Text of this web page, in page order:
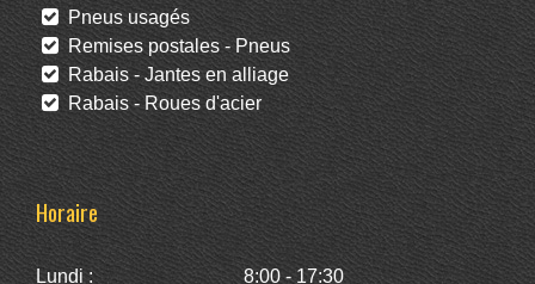
Pneus usagés
Remises postales - Pneus
Rabais - Jantes en alliage
Rabais - Roues d'acier
Horaire
Lundi : 8:00 - 17:30